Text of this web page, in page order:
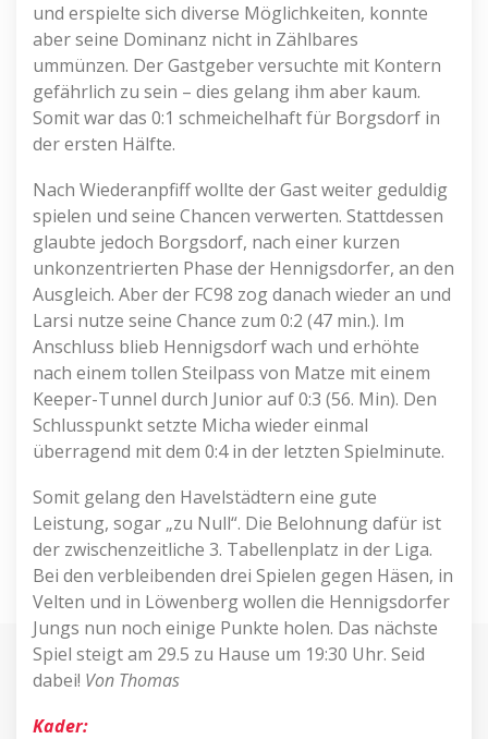
und erspielte sich diverse Möglichkeiten, konnte
aber seine Dominanz nicht in Zählbares
ummünzen. Der Gastgeber versuchte mit Kontern
gefährlich zu sein – dies gelang ihm aber kaum.
Somit war das 0:1 schmeichelhaft für Borgsdorf in
der ersten Hälfte.
Nach Wiederanpfiff wollte der Gast weiter geduldig
spielen und seine Chancen verwerten. Stattdessen
glaubte jedoch Borgsdorf, nach einer kurzen
unkonzentrierten Phase der Hennigsdorfer, an den
Ausgleich. Aber der FC98 zog danach wieder an und
Larsi nutze seine Chance zum 0:2 (47 min.). Im
Anschluss blieb Hennigsdorf wach und erhöhte
nach einem tollen Steilpass von Matze mit einem
Keeper-Tunnel durch Junior auf 0:3 (56. Min). Den
Schlusspunkt setzte Micha wieder einmal
überragend mit dem 0:4 in der letzten Spielminute.
Somit gelang den Havelstädtern eine gute
Leistung, sogar „zu Null“. Die Belohnung dafür ist
der zwischenzeitliche 3. Tabellenplatz in der Liga.
Bei den verbleibenden drei Spielen gegen Häsen, in
Velten und in Löwenberg wollen die Hennigsdorfer
Jungs nun noch einige Punkte holen. Das nächste
Spiel steigt am 29.5 zu Hause um 19:30 Uhr. Seid
dabei! Von Thomas
Kader: